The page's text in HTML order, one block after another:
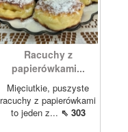
Racuchy z
papierówkami...
Mięciutkie, puszyste
racuchy z papierówkami
to jeden z... ⇖ 303